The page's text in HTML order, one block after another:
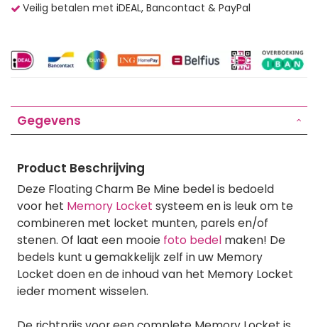
Veilig betalen met iDEAL, Bancontact & PayPal
Gegevens
Product Beschrijving
Deze Floating Charm Be Mine bedel is bedoeld
voor het Memory Locket systeem en is leuk om te
combineren met locket munten, parels en/of
stenen. Of laat een mooie foto bedel maken! De
bedels kunt u gemakkelijk zelf in uw Memory
Locket doen en de inhoud van het Memory Locket
ieder moment wisselen.